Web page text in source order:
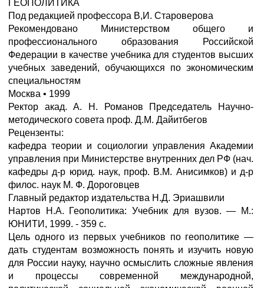
ГЕОПОЛИТИКА
Под редакцией профессора В,И. Староверова
Рекомендовано Министерством общего и
профессионального образования Российской
Федерации в качестве учебника для студентов высших
учебных заведений, обучающихся по экономическим
специальностям
Москва • 1999
Ректор акад. А. Н. Романов Председатель Научно-
методического совета проф. Д.М. Дайитбегов
Рецензенты:
кафедра теории и социологии управления Академии
управления при Министерстве внутренних дел РФ (нач.
кафедры д-р юрид. наук, проф. В.М. Анисимков) и д-р
филос. наук М. Ф. Дороговцев
Главный редактор издательства Н.Д. Эриашвили
Нартов Н.А. Геополитика: Учебник для вузов. — М.:
ЮНИТИ, 1999. - 359 с.
Цель одного из первых учебников по геополитике —
дать студентам возможность понять и изучить новую
для России науку, научно осмыслить сложные явления
и процессы современной международной,